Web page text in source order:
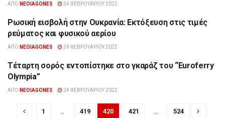
ΑΠΌ NEOIAGONES 24 ΦΕΒΡΟΥΑΡΊΟΥ 2022
ΕΠΙΚΑΙΡΌΤΗΤΑ
Ρωσική εισβολή στην Ουκρανία: Εκτόξευση στις τιμές
ρεύματος και φυσικού αερίου
ΑΠΌ NEOIAGONES 24 ΦΕΒΡΟΥΑΡΊΟΥ 2022
ΕΠΙΚΑΙΡΌΤΗΤΑ
Τέταρτη σορός εντοπίστηκε στο γκαράζ του “Euroferry
Olympia”
ΑΠΌ NEOIAGONES 24 ΦΕΒΡΟΥΑΡΊΟΥ 2022
1 … 419 420 421 … 524